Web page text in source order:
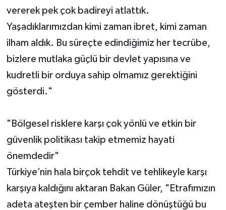
vererek pek çok badireyi atlattık.
Yaşadıklarımızdan kimi zaman ibret, kimi zaman
ilham aldık. Bu süreçte edindiğimiz her tecrübe,
bizlere mutlaka güçlü bir devlet yapısına ve
kudretli bir orduya sahip olmamız gerektiğini
gösterdi."
"Bölgesel risklere karşı çok yönlü ve etkin bir
güvenlik politikası takip etmemiz hayati
önemdedir"
Türkiye’nin hala birçok tehdit ve tehlikeyle karşı
karşıya kaldığını aktaran Bakan Güler, "Etrafımızın
adeta ateşten bir çember haline dönüştüğü bu